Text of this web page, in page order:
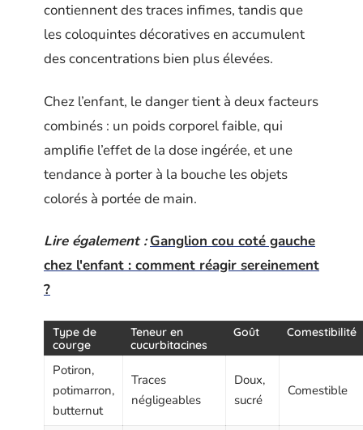
contiennent des traces infimes, tandis que
les coloquintes décoratives en accumulent
des concentrations bien plus élevées.
Chez l’enfant, le danger tient à deux facteurs
combinés : un poids corporel faible, qui
amplifie l’effet de la dose ingérée, et une
tendance à porter à la bouche les objets
colorés à portée de main.
Lire également : Ganglion cou coté gauche
chez l'enfant : comment réagir sereinement
?
Type de
courge
Teneur en
cucurbitacines
Goût Comestibilité
Potiron,
potimarron,
butternut
Traces
négligeables
Doux,
sucré
Comestible